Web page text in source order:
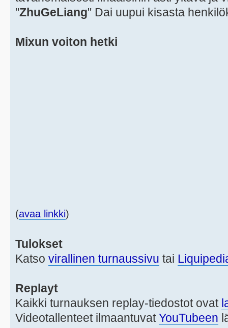
"ZhuGeLiang" Dai uupui kisasta
Mixun voiton hetki
(avaa linkki)
Tulokset
Katso virallinen turnaussivu tai
Replayt
Kaikki turnauksen replay-tiedostot ovat
Videotallenteet ilmaantuvatYouTubeen